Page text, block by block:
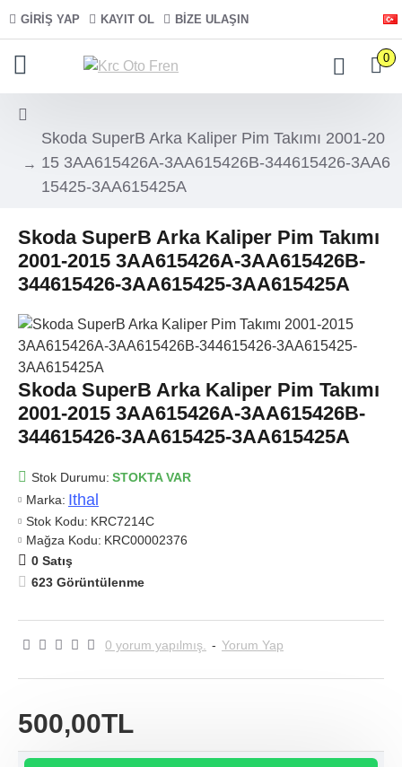
GIRIŞ YAP KAYIT OL BIZE ULAŞIN
0
Skoda SuperB Arka Kaliper Pim Takımı 2001-20
15 3AA615426A-3AA615426B-344615426-3AA6
15425-3AA615425A
Skoda SuperB Arka Kaliper Pim Takımı
2001-2015 3AA615426A-3AA615426B-
344615426-3AA615425-3AA615425A
Skoda SuperB Arka Kaliper Pim Takımı
2001-2015 3AA615426A-3AA615426B-
344615426-3AA615425-3AA615425A
Stok Durumu: STOKTA VAR
Marka: Ithal
Stok Kodu: KRC7214C
Mağza Kodu: KRC00002376
0 Satış
623 Görüntülenme
0 yorum yapılmış. - Yorum Yap
500,00TL